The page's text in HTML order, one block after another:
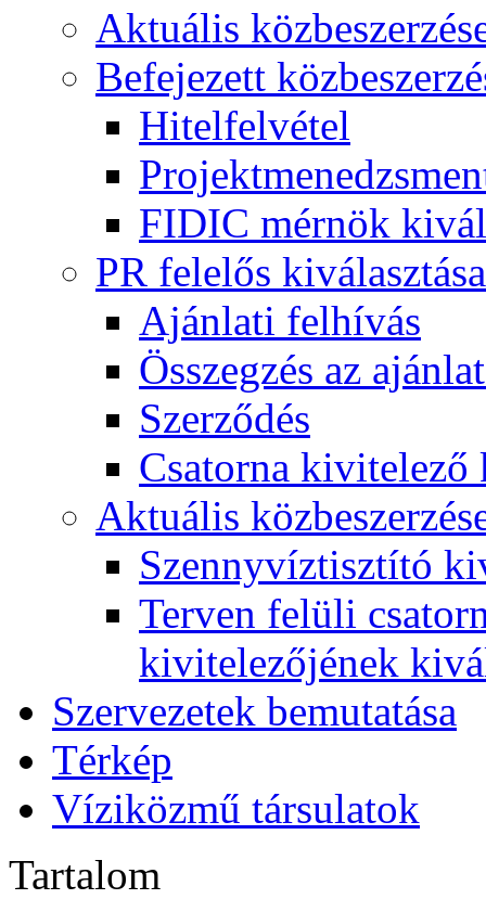
Aktuális
Befejezett
Hitelfelvétel
FIDIC mérnök
PR felelős kiválasztása
Ajánlati felhívás
Összegzés az
Szerződés
Csatorna kivitelező
Aktuális
Szennyvíztisztító
Terven felüli
kivitelezőjének
Szervezetek bemutatása
Térkép
Víziközmű társulatok
Tartalom